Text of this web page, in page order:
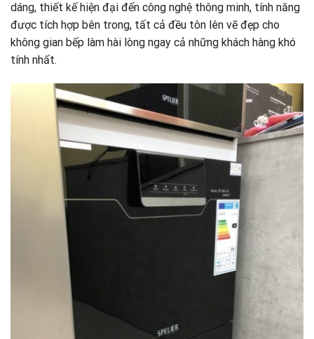
dáng, thiết kế hiện đại đến công nghệ thông minh, tính năng
được tích hợp bên trong, tất cả đều tôn lên vẽ đẹp cho
không gian bếp làm hài lòng ngay cả những khách hàng khó
tính nhất.